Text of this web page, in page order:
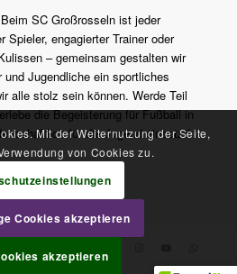
SC Großrosseln ist jeder
engagierter Trainer oder
– gemeinsam gestalten wir
Jugendliche ein sportliches
alle stolz sein können. Werde Teil
die Begeisterung für Fußball in
für die Jugend einsetzt!
e.V.
Kontakt
Mit der Weiternutzung der Seite,
von Cookies zu.
Cookies akzeptieren
akzeptieren